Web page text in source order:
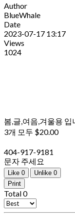
Author
BlueWhale
Date
2023-07-17 13:17
Views
1024
봄,글,여음,겨울용 입
3개 모두 $20.00
404-917-9181
문자 주세요
Like 0 Unlike 0
Print
Total0